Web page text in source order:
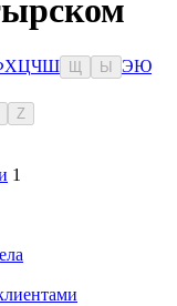
ХЦЧШ Ы ЭЮ
Z
1